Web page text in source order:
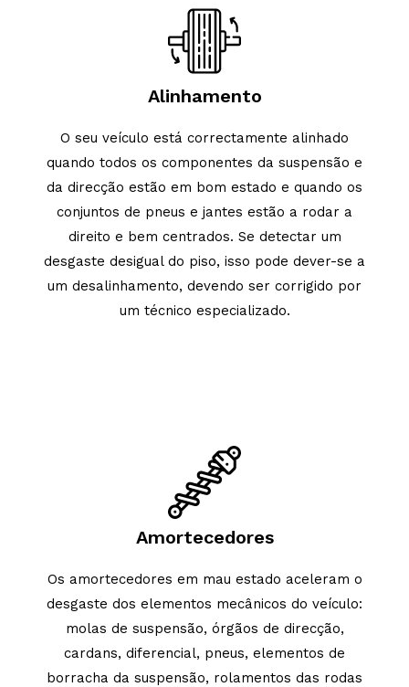
Alinhamento
O seu veículo está correctamente alinhado
quando todos os componentes da suspensão e
da direcção estão em bom estado e quando os
conjuntos de pneus e jantes estão a rodar a
direito e bem centrados. Se detectar um
desgaste desigual do piso, isso pode dever-se a
um desalinhamento, devendo ser corrigido por
um técnico especializado.
Amortecedores
Os amortecedores em mau estado aceleram o
desgaste dos elementos mecânicos do veículo:
molas de suspensão, órgãos de direcção,
cardans, diferencial, pneus, elementos de
borracha da suspensão, rolamentos das rodas